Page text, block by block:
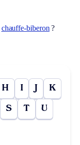
chauffe-biberon ?
H I J K
S T U